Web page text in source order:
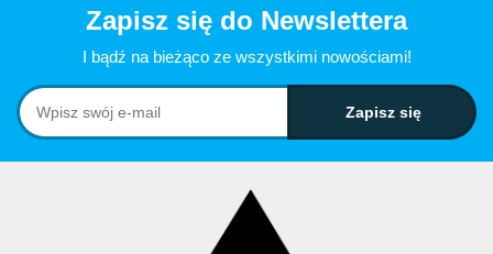
Zapisz się do Newslettera
I bądź na bieżąco ze wszystkimi nowościami!